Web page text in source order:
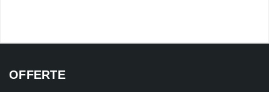
OFFERTE